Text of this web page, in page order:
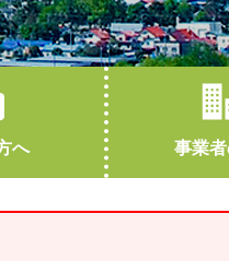
へ 事業